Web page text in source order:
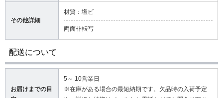
その他詳細
材質：塩ビ
両面非転写
配送について
お届けまでの目
5～ 10営業日
※在庫がある場合の最短納期です。欠品時の入荷予定